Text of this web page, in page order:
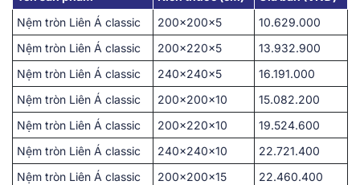
Nệm tròn Liên Á classic
200x200x5
10.629.000
Nệm tròn Liên Á classic
200x220x5
13.932.900
Nệm tròn Liên Á classic
240x240x5
16.191.000
Nệm tròn Liên Á classic
200x200x10
15.082.200
Nệm tròn Liên Á classic
200x220x10
19.524.600
Nệm tròn Liên Á classic
240x240x10
22.721.400
Nệm tròn Liên Á classic
200x200x15
22.460.400